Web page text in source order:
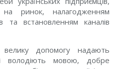
ринок, налагодженням
та встановленням каналів
велику допомогу надають
володіють мовою, добре